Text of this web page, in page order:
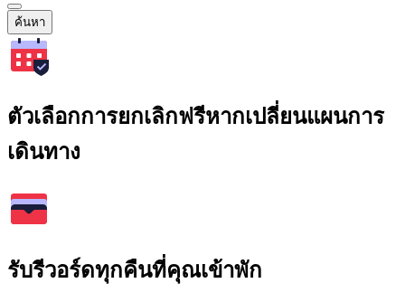
ค้นหา
ตัวเลือกการยกเลิกฟรีหากเปลี่ยนแผนการ
เดินทาง
รับรีวอร์ดทุกคืนที่คุณเข้าพัก